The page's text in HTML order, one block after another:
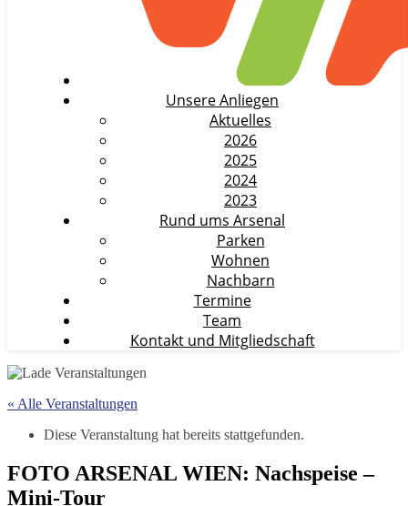
Unsere Anliegen
Aktuelles
2026
2025
2024
2023
Rund ums Arsenal
Parken
Wohnen
Nachbarn
Termine
Team
Kontakt und Mitgliedschaft
« Alle Veranstaltungen
Diese Veranstaltung hat bereits stattgefunden.
FOTO ARSENAL WIEN: Nachspeise –
Mini-Tour